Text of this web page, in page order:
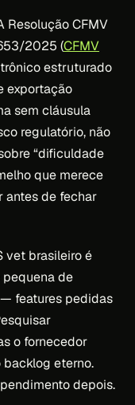
Resolução CFMV
2025 (CFMV
estruturado
exportação
sem cláusula
regulatório, não
“dificuldade
que merece
antes de fechar
vet brasileiro é
pequena de
features pedidas
o fornecedor
eterno.
depois.